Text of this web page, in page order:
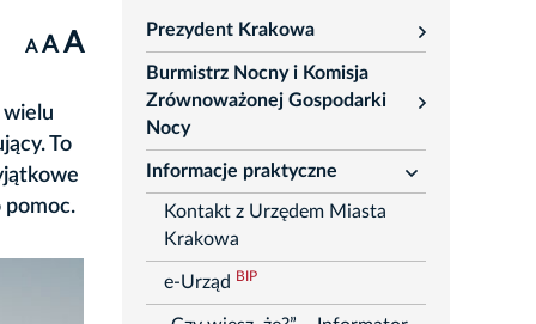
A A A
wielu
To
pomoc.
Prezydent Krakowa
rozwiń
Burmistrz Nocny i Komisja
Zrównoważonej Gospodarki
Nocy
rozwiń
Informacje praktyczne
rozwiń
Kontakt z Urzędem Miasta
Krakowa
e-Urząd BIP